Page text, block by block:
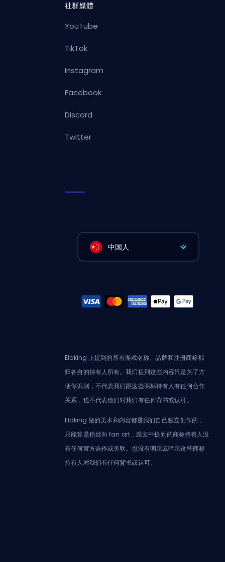
社群媒體
YouTube
TikTok
Instagram
Facebook
Discord
Twitter
中国人
Eloking 上提到的所有游戏名称、品牌和注册商标都
归各自的持有人所有。我们提到这些内容只是为了方
便你识别，不代表我们跟这些商标持有人有任何合作
关系，也不代表他们对我们有任何背书或认可。
Eloking 做的美术和内容都是我们自己独立创作的，
只能算是粉丝向 fan art，跟文中提到的商标持有人没
有任何官方合作或关联。也没有明示或暗示这些商标
持有人对我们有任何背书或认可。